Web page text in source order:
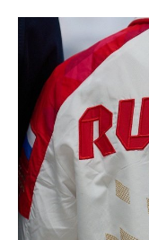
ВОДНЫЕ ВИДЫ
ХОККЕЙ С МЯЧОМ
ОБРАЗОВАНИЕ
ПРОИСШЕСТВИЯ